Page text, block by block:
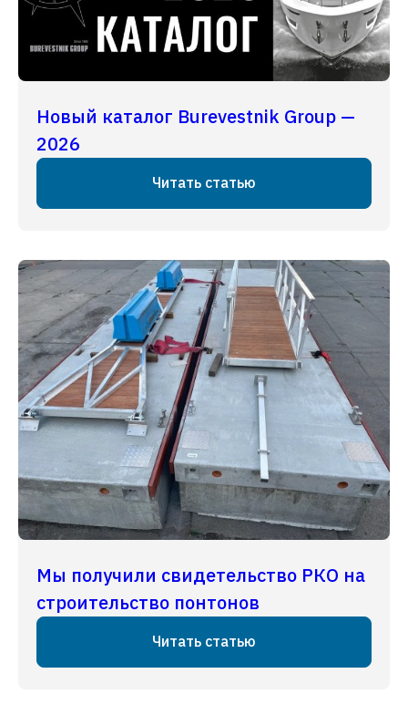
Новый каталог Burevestnik Group —
2026
Читать статью
Мы получили свидетельство РКО на
строительство понтонов
Читать статью